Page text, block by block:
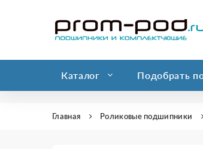
Каталог Подобрать
Главная Роликовые подшипники